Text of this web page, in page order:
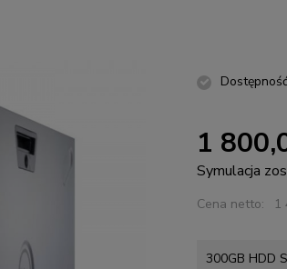
1
Symulacja
Cena netto: 1
300GB HDD